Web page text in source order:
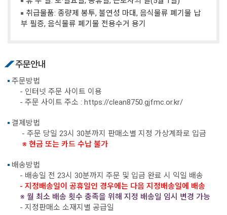
취급물품: 종량제 봉투, 불연성 마대, 음식물류 폐기물 납
부 필증, 음식물류 폐기물 전용수거 용기
주문안내
주문방법
- 인터넷 주문 사이트 이용
- 주문 사이트 주소 : https://clean8750.gjfmc.or.kr/
결제방법
- 주문 당일 23시 30분까지 판매소별 지정 가상계좌로 입금
※ 현금 또는 카드 수납 불가
배송방법
- 배송일 전 23시 30분까지 주문 및 입금 완료 시 익일 배송
- 지정배송일이 공휴일인 경우에는 다음 지정배송일에 배송
※ 월 최소 배송 횟수 충족을 위해 지정 배송일 임시 변경 가능
- 지정판매소 소재지별 공급일